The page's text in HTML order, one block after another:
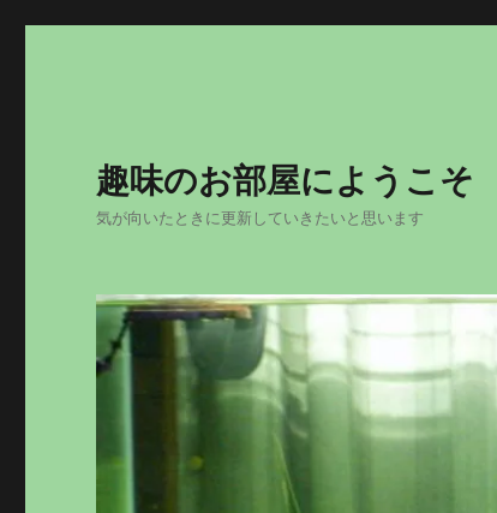
趣味のお部屋にようこそ
気が向いたときに更新していきたいと思います